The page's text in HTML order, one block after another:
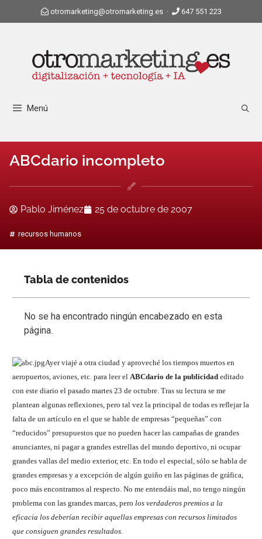
otromarketing@otromarketing.es· 647 551 223
Menú
ABCdario incompleto
Pablo Jiménez 25 de octubre de 2007
recursos humanos
Ayer viajé a otra ciudad y aproveché los tiempos muertos en
aeropuertos, aviones, etc. para leer el ABCdario de la publicidad editado
con este diario el pasado martes 23 de octubre. Tras su lectura se me
plantean algunas reflexiones, pero tal vez la principal de todas es reflejar la
falta de un artículo en el que se hable de empresas “pequeñas” con
“reducidos” presupuestos que no pueden hacer las campañas de grandes
anunciantes, ni pagar a grandes estrellas del mundo deportivo, ni ocupar
grandes vallas del medio exterior, etc. En todo el especial, sólo se habla de
grandes empresas y a excepción de algún guiño en las páginas de gráfica,
poco más encontramos al respecto. No me entendáis mal, no tengo ningún
problema con las grandes marcas, pero los verdaderos premios a la
eficacia los deberían recibir aquellas empresas con recursos limitados
que consiguen grandes resultados.
Tabla de contenidos
No se ha encontrado ningún encabezado en esta
página.